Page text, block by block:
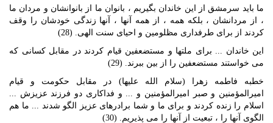
ما بايد سرمشق از اين خاندان بگيريم ، بانوان ما از بانوانشان و مردان ما
، از مردانشان ، بلكه همه ، از همه آنها ، آنها زندگى خودشان را وقف
كردند از براى طرفدارى مظلومين و احياى سنت الهى. (28)
اين خاندان ... براى ملت‏ها و مستضعفين قيام كردند در مقابل كسانى كه
مى‏ خواستند مستضعفين را از بين ببرند. (29)
خطبه فاطمه زهرا (سلام الله عليها) در مقابل حكومت و قيام
اميرالمؤمنين و صبر اميرالمؤمنين و ... و فداكارى دو فرزند عزيزش ...
اسلام را زنده كردند و براى ما و شما برادرهاى عزيز الگو شدند ... ما هم
الگوى آنها را ، تبعيت از آنها را مى ‏پذيريم. (30)